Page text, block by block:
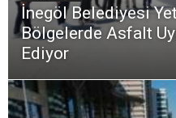
İnegöl Belediyesi
Bölgelerde Asfalt
Ediyor